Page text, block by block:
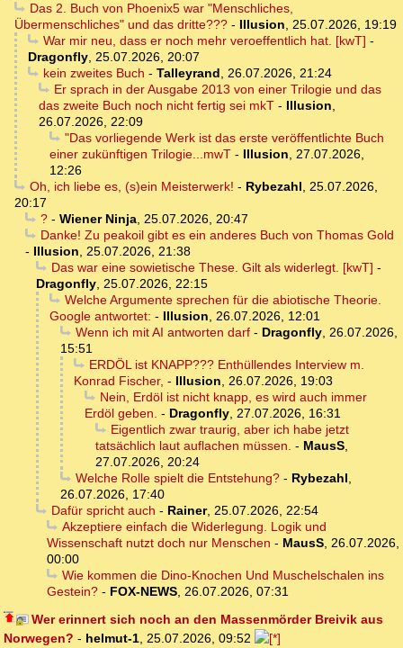
Das 2. Buch von Phoenix5 war "Menschliches,
Übermenschliches" und das dritte??? - Illusion, 25.07.2026, 19:19
War mir neu, dass er noch mehr veroeffentlich hat. [kwT] -
Dragonfly, 25.07.2026, 20:07
kein zweites Buch - Talleyrand, 26.07.2026, 21:24
Er sprach in der Ausgabe 2013 von einer Trilogie und das
das zweite Buch noch nicht fertig sei mkT - Illusion,
26.07.2026, 22:09
"Das vorliegende Werk ist das erste veröffentlichte Buch
einer zukünftigen Trilogie...mwT - Illusion, 27.07.2026,
12:26
Oh, ich liebe es, (s)ein Meisterwerk! - Rybezahl, 25.07.2026,
20:17
?- Wiener Ninja, 25.07.2026, 20:47
Danke! Zu peakoil gibt es ein anderes Buch von Thomas Gold
- Illusion, 25.07.2026, 21:38
Das war eine sowietische These. Gilt als widerlegt. [kwT] -
Dragonfly, 25.07.2026, 22:15
Welche Argumente sprechen für die abiotische Theorie.
Google antwortet: - Illusion, 26.07.2026, 12:01
Wenn ich mit AI antworten darf- Dragonfly, 26.07.2026,
15:51
ERDÖL ist KNAPP??? Enthüllendes Interview m.
Konrad Fischer, - Illusion, 26.07.2026, 19:03
Nein, Erdöl ist nicht knapp, es wird auch immer
Erdöl geben. - Dragonfly, 27.07.2026, 16:31
Eigentlich zwar traurig, aber ich habe jetzt
tatsächlich laut auflachen müssen. - MausS,
27.07.2026, 20:24
Welche Rolle spielt die Entstehung?- Rybezahl,
26.07.2026, 17:40
Dafür spricht auch - Rainer, 25.07.2026, 22:54
Akzeptiere einfach die Widerlegung. Logik und
Wissenschaft nutzt doch nur Menschen - MausS, 26.07.2026,
00:00
Wie kommen die Dino-Knochen Und Muschelschalen ins
Gestein? - FOX-NEWS, 26.07.2026, 07:31
Wer erinnert sich noch an den Massenmörder Breivik aus
Norwegen? - helmut-1, 25.07.2026, 09:52